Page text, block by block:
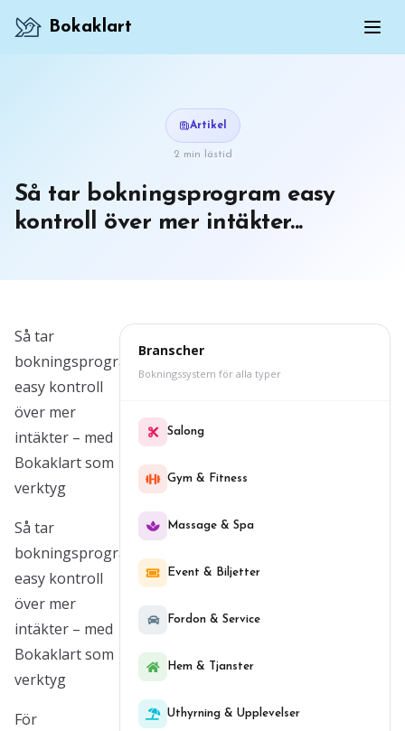
Bokaklart
Artikel
2 min lästid
Så tar bokningsprogram easy
kontroll över mer intäkter...
Så tar
bokningsprogram
easy kontroll
över mer
intäkter – med
Bokaklart som
verktyg
Så tar
bokningsprogram
easy kontroll
över mer
intäkter – med
Bokaklart som
verktyg
För
Branscher
Bokningssystem för alla typer
Salong
Gym & Fitness
Massage & Spa
Event & Biljetter
Fordon & Service
Hem & Tjanster
Uthyrning & Upplevelser